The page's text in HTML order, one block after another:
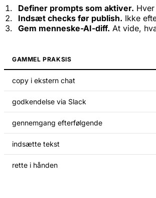
Definer prompts som aktiver.
Indsæt checks før publish. Ikke
Gem menneske-AI-diff. At vide,
GAMMEL PRAKSIS
copy i ekstern chat
godkendelse via Slack
gennemgang efterfølgende
indsætte tekst
rette i hånden